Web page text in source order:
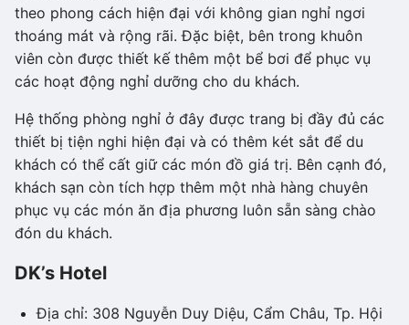
theo phong cách hiện đại với không gian nghỉ ngơi
thoáng mát và rộng rãi. Đặc biệt, bên trong khuôn
viên còn được thiết kế thêm một bể bơi để phục vụ
các hoạt động nghỉ dưỡng cho du khách.
Hệ thống phòng nghỉ ở đây được trang bị đầy đủ các
thiết bị tiện nghi hiện đại và có thêm két sắt để du
khách có thể cất giữ các món đồ giá trị. Bên cạnh đó,
khách sạn còn tích hợp thêm một nhà hàng chuyên
phục vụ các món ăn địa phương luôn sẵn sàng chào
đón du khách.
DK’s Hotel
Địa chỉ: 308 Nguyễn Duy Diệu, Cẩm Châu, Tp. Hội